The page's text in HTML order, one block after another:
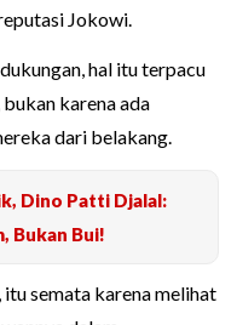
Jokowi.
hal itu terpacu
karena ada
dari belakang.
Dino Patti Djalal:
Bukan Bui!
itu semata karena melihat